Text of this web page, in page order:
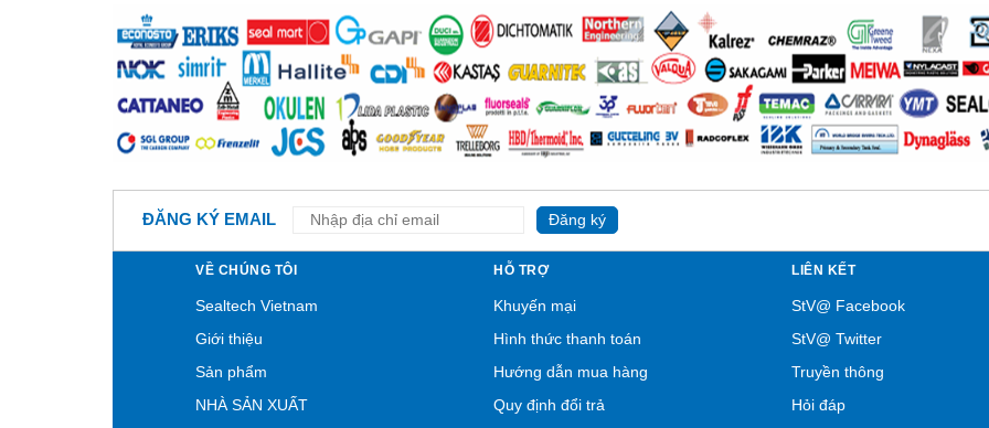
ĐĂNG KÝ EMAIL Đăng ký
VỀ CHÚNG TÔI
Sealtech Vietnam
Giới thiệu
Sản phẩm
NHÀ SẢN XUẤT
HỖ TRỢ
Khuyến mại
Hình thức thanh toán
Hướng dẫn mua hàng
Quy định đổi trả
LIÊN KẾT
StV@ Facebook
StV@ Twitter
Truyền thông
Hỏi đáp